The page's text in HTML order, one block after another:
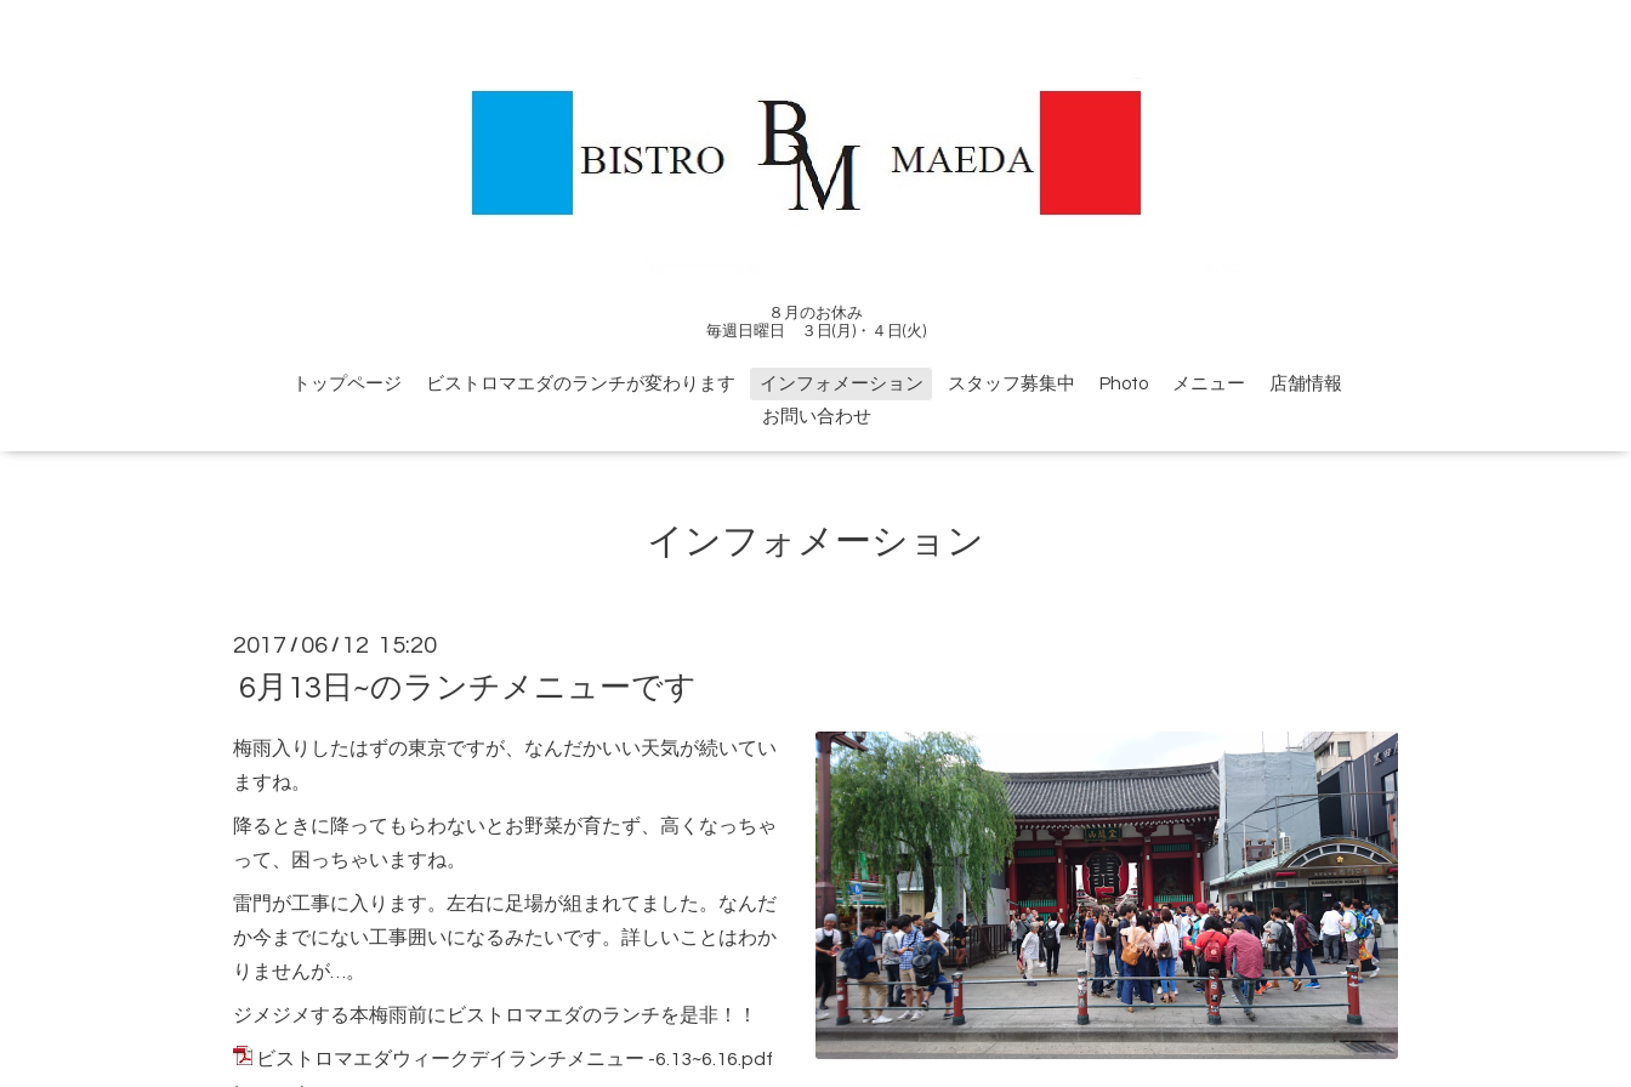
８月のお休み
毎週日曜日 ３日(月)・４日(火)
トップページ ビストロマエダのランチが変わります インフォメーション スタッフ募集中 Photo メニュー
店舗情報
お問い合わせ
インフォメーション
2017 / 06 / 12 15:20
6月13日~のランチメニューです
梅雨入りしたはずの東京ですが、なんだかいい天気が続いてい
ますね。
降るときに降ってもらわないとお野菜が育たず、高くなっちゃ
って、困っちゃいますね。
雷門が工事に入ります。左右に足場が組まれてました。なんだ
か今までにない工事囲いになるみたいです。詳しいことはわか
りませんが…。
ジメジメする本梅雨前にビストロマエダのランチを是非！！
ビストロマエダウィークデイランチメニュー -6.13~6.16.pdf